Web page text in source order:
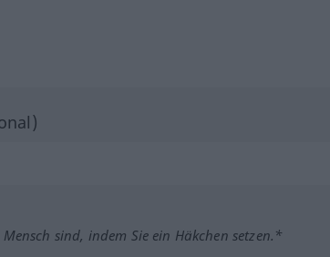
sind, indem Sie ein Häkchen setzen.*